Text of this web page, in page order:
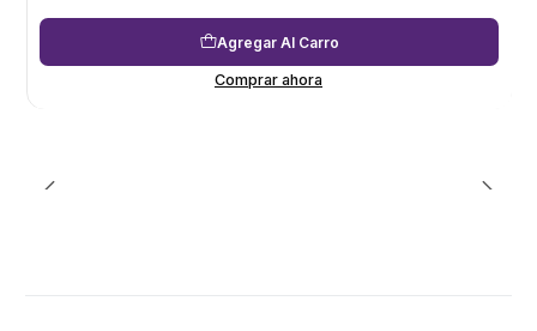
Agregar Al Carro
Comprar ahora